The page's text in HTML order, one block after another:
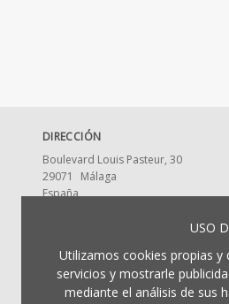
DIRECCIÓN
Boulevard Louis Pasteur, 30
29071
Málaga
España
CONTACTA CON NOSOTROS
952 13 2917
USO
Utilizamos cookies propias
servicios y mostrarle
mediante el análisis de sus